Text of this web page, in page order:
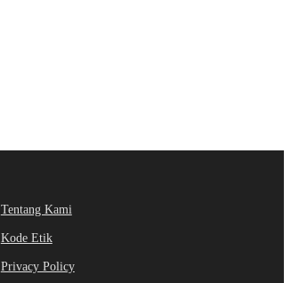
Tentang Kami
Kode Etik
Privacy Policy